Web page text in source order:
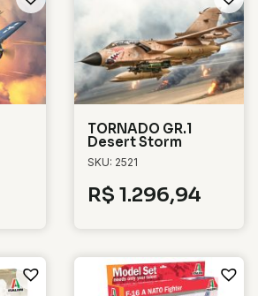
TORNADO GR.1
Desert Storm
SKU: 2521
R$ 1.296,94